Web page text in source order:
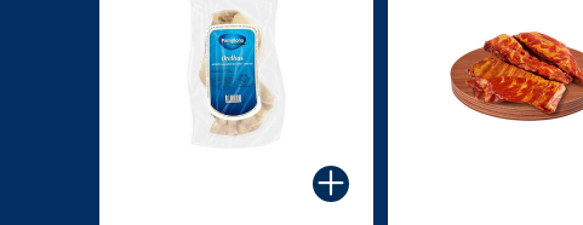
Ofertas Cartão Fácil pra Pagar